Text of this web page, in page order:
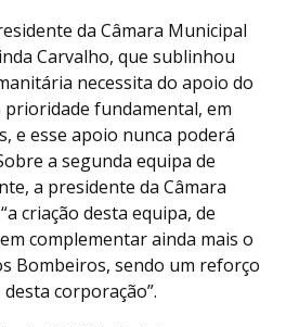
da Câmara Municipal
Carvalho, que sublinhou
necessita do apoio do
fundamental, em
e esse apoio nunca poderá
a segunda equipa de
a presidente da Câmara
criação desta equipa, de
complementar ainda mais o
Bombeiros, sendo um reforço
corporação”.